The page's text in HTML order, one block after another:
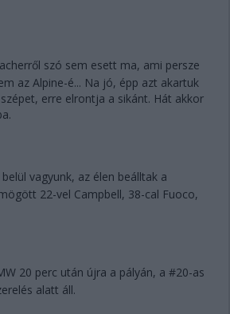
szó sem esett ma, ami persze
az Alpine-é... Na jó, épp azt akartuk
erre elrontja a sikánt. Hát akkor
vagyunk, az élen beálltak a
22-vel Campbell, 38-cal Fuoco,
20 perc után újra a pályán, a #20-as
alatt áll.